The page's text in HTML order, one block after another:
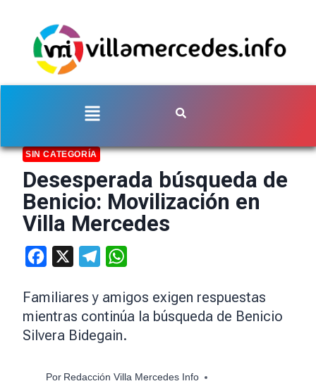
SIN CATEGORÍA
Desesperada búsqueda de
Benicio: Movilización en
Villa Mercedes
Facebook Telegram
Familiares y amigos exigen respuestas
mientras continúa la búsqueda de Benicio
Silvera Bidegain.
Por Redacción Villa Mercedes Info